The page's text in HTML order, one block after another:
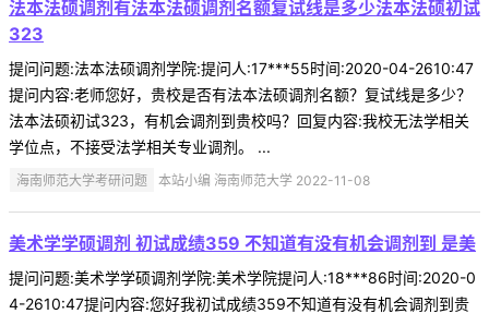
法本法硕调剂有法本法硕调剂名额复试线是多少法本法硕初试
323
提问问题:法本法硕调剂学院:提问人:17***55时间:2020-04-2610:47
提问内容:老师您好，贵校是否有法本法硕调剂名额？复试线是多少？
法本法硕初试323，有机会调剂到贵校吗？回复内容:我校无法学相关
学位点，不接受法学相关专业调剂。 ...
海南师范大学考研问题 本站小编 海南师范大学 2022-11-08
美术学学硕调剂 初试成绩359 不知道有没有机会调剂到 是美
提问问题:美术学学硕调剂学院:美术学院提问人:18***86时间:2020-0
4-2610:47提问内容:您好我初试成绩359不知道有没有机会调剂到贵